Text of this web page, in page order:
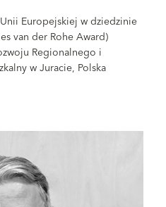
Europejskiej w dziedzinie
van der Rohe Award)
Regionalnego i
w Juracie, Polska